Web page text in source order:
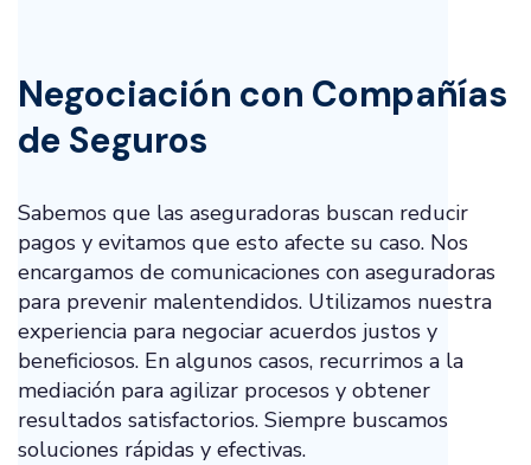
Negociación con Compañías
de Seguros
Sabemos que las aseguradoras buscan reducir
pagos y evitamos que esto afecte su caso. Nos
encargamos de comunicaciones con aseguradoras
para prevenir malentendidos. Utilizamos nuestra
experiencia para negociar acuerdos justos y
beneficiosos. En algunos casos, recurrimos a la
mediación para agilizar procesos y obtener
resultados satisfactorios. Siempre buscamos
soluciones rápidas y efectivas.